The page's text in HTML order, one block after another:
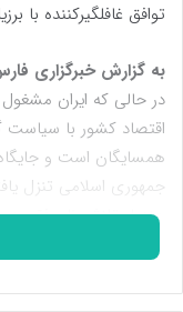
توافق غافلگیرکننده با
به گزارش خبرگزاری
در حالی که ایران
اقتصاد کشور با
همسایگان است و
جمهوری اسلامی تنزل
چندبار تلاش ناموفقی
سال‌های گذشته علیه
تشکیل نظام جدید در